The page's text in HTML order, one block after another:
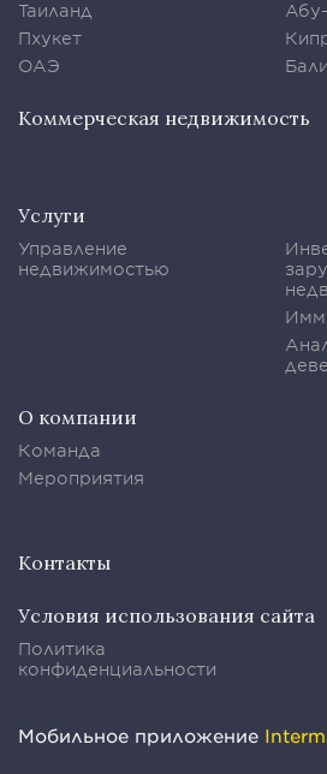
Таиланд
Пхукет
ОАЭ
Бали
Коммерческая недвижимость
Услуги
Управление
недвижимостью
О компании
Команда
Мероприятия
Контакты
Условия использования сайта
Политика
конфиденциальности
Мобильное приложение